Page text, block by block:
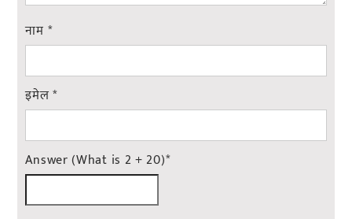
नाम *
इमेल*
Answer (What is 2 + 20)*